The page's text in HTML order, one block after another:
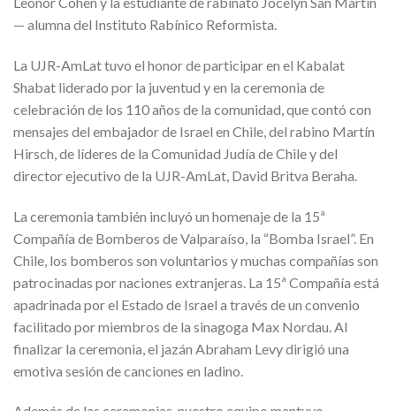
— alumna del Instituto Rabínico Reformista.
La UJR-AmLat tuvo el honor de participar en el Kabalat
Shabat liderado por la juventud y en la ceremonia de
celebración de los 110 años de la comunidad, que contó con
mensajes del embajador de Israel en Chile, del rabino Martín
Hirsch, de líderes de la Comunidad Judía de Chile y del
director ejecutivo de la UJR-AmLat, David Britva Beraha.
La ceremonia también incluyó un homenaje de la 15ª
Compañía de Bomberos de Valparaíso, la “Bomba Israel”. En
Chile, los bomberos son voluntarios y muchas compañías son
patrocinadas por naciones extranjeras. La 15ª Compañía está
apadrinada por el Estado de Israel a través de un convenio
facilitado por miembros de la sinagoga Max Nordau. Al
finalizar la ceremonia, el jazán Abraham Levy dirigió una
emotiva sesión de canciones en ladino.